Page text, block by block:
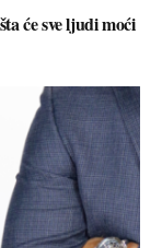
će sve ljudi moći